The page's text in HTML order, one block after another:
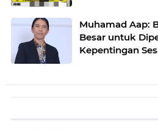
Muhamad Aap:
Besar untuk
Kepentingan